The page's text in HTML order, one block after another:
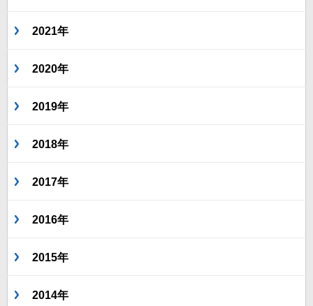
2021年
2020年
2019年
2018年
2017年
2016年
2015年
2014年